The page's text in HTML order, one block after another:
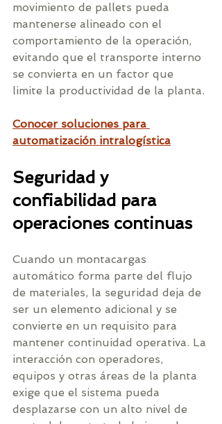
movimiento de pallets pueda
mantenerse alineado con el
comportamiento de la operación,
evitando que el transporte interno
se convierta en un factor que
limite la productividad de la planta.
Conocer soluciones para
automatización intralogística
Seguridad y
confiabilidad para
operaciones continuas
Cuando un montacargas
automático forma parte del flujo
de materiales, la seguridad deja de
ser un elemento adicional y se
convierte en un requisito para
mantener continuidad operativa. La
interacción con operadores,
equipos y otras áreas de la planta
exige que el sistema pueda
desplazarse con un alto nivel de